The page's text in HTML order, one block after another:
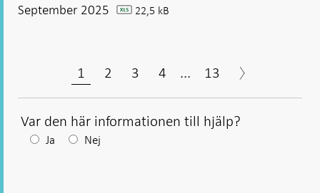
September 2025 xlsx 22,5 kB
1 2 3 4 ... 13
Var den här informationen till hjälp?
EfterJa Nej